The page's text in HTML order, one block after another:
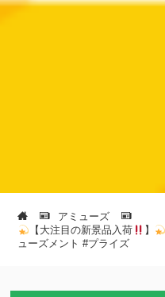
アミューズ
【大注目の新景品入荷
】
ューズメント #プライズ